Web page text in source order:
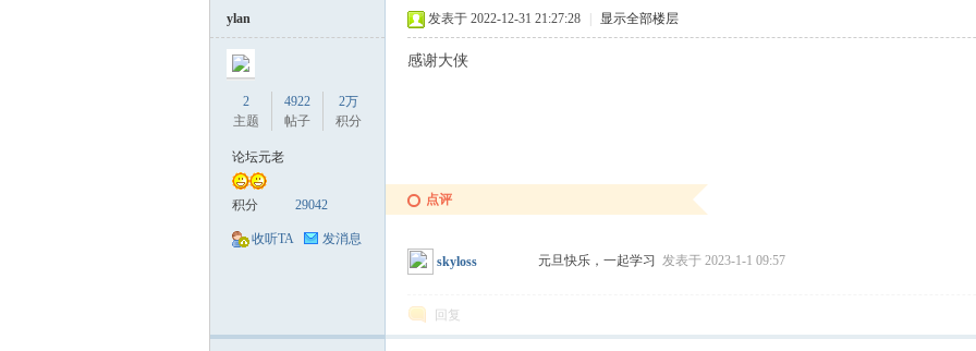
ylan
2
主题
4922
帖子
2万
积分
论坛元老
积分 29042
收听TA 发消息
发表于 2022-12-31 21:27:28 显示全部楼层
感谢大侠
点评
skyloss 元旦快乐，一起学习 发表于 2023-1-1 09:57
回复